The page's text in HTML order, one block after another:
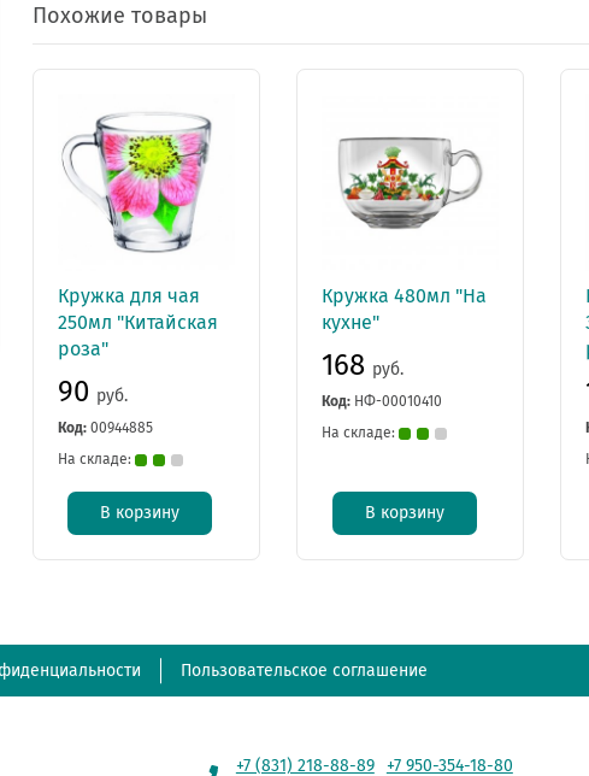
Похожие товары
Кружка для чая
250мл "Китайская
роза"
90 руб.
Код: 00944885
На складе:
В корзину
Кружка 480мл "На
кухне"
168 руб.
Код: НФ-00010410
На складе:
В корзину
Пользовательское соглашение
+7 (831) 218-88-89 +7 950-354-18-80